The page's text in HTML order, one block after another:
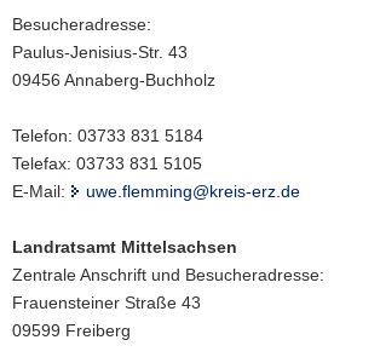
i
o
n
Besucheradresse:
Paulus-Jenisius-Str. 43
09456 Annaberg-Buchholz
Telefon: 03733 831 5184
Telefax: 03733 831 5105
E-Mail:
uwe.flemming@kreis-erz.de
Landratsamt Mittelsachsen
Zentrale Anschrift und Besucheradresse:
Frauensteiner Straße 43
09599 Freiberg